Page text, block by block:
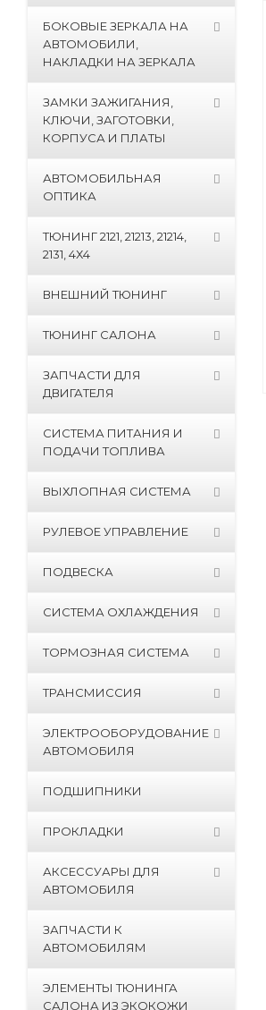
БОКОВЫЕ ЗЕРКАЛА НА
АВТОМОБИЛИ,
НАКЛАДКИ НА ЗЕРКАЛА
ЗАМКИ ЗАЖИГАНИЯ,
КЛЮЧИ, ЗАГОТОВКИ,
КОРПУСА И ПЛАТЫ
АВТОМОБИЛЬНАЯ
ОПТИКА
ТЮНИНГ 2121, 21213, 21214,
2131, 4Х4
ВНЕШНИЙ ТЮНИНГ
ТЮНИНГ САЛОНА
ЗАПЧАСТИ ДЛЯ
ДВИГАТЕЛЯ
СИСТЕМА ПИТАНИЯ И
ПОДАЧИ ТОПЛИВА
ВЫХЛОПНАЯ СИСТЕМА
РУЛЕВОЕ УПРАВЛЕНИЕ
ПОДВЕСКА
СИСТЕМА ОХЛАЖДЕНИЯ
ТОРМОЗНАЯ СИСТЕМА
ТРАНСМИССИЯ
ЭЛЕКТРООБОРУДОВАНИЕ
АВТОМОБИЛЯ
ПОДШИПНИКИ
ПРОКЛАДКИ
АКСЕССУАРЫ ДЛЯ
АВТОМОБИЛЯ
ЗАПЧАСТИ К
АВТОМОБИЛЯМ
ЭЛЕМЕНТЫ ТЮНИНГА
САЛОНА ИЗ ЭКОКОЖИ